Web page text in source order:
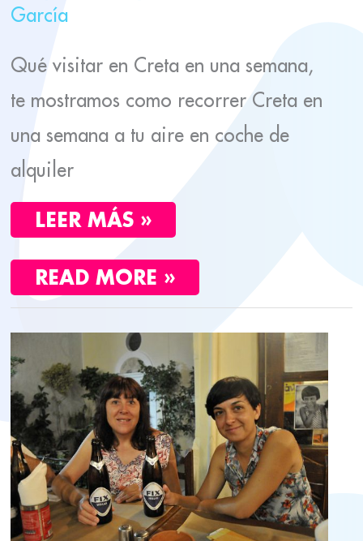
García
Qué visitar en Creta en una semana,
te mostramos como recorrer Creta en
una semana a tu aire en coche de
alquiler
LEER MÁS »
READ MORE »
PEDRO
Y
JAUME
¡TRES
EXPERIENCIAS
CERVEZEFILAS
EN
UNA!
CRETA